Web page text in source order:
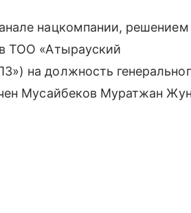
нацкомпании, решением
ТОО «Атырауский
на должность
Мусайбеков Муратжан